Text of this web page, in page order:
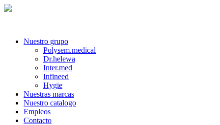
Nuestro grupo
Polysem.medical
Dr.helewa
Inter.med
Infineed
Hygie
Nuestras marcas
Nuestro catalogo
Empleos
Contacto